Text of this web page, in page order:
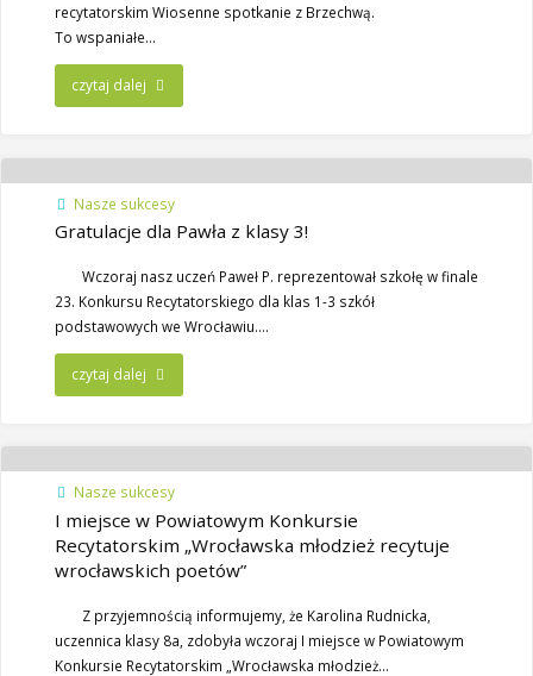
recytatorskim Wiosenne spotkanie z Brzechwą.
To wspaniałe…
czytaj dalej
Nasze sukcesy
Gratulacje dla Pawła z klasy 3!
Wczoraj nasz uczeń Paweł P. reprezentował szkołę w finale
23. Konkursu Recytatorskiego dla klas 1-3 szkół
podstawowych we Wrocławiu….
czytaj dalej
Nasze sukcesy
I miejsce w Powiatowym Konkursie
Recytatorskim „Wrocławska młodzież recytuje
wrocławskich poetów”
Z przyjemnością informujemy, że Karolina Rudnicka,
uczennica klasy 8a, zdobyła wczoraj I miejsce w Powiatowym
Konkursie Recytatorskim „Wrocławska młodzież…